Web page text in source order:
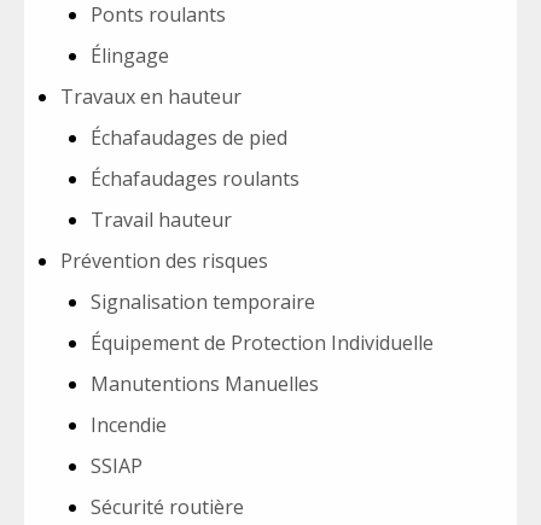
Ponts roulants
Élingage
Travaux en hauteur
Échafaudages de pied
Échafaudages roulants
Travail hauteur
Prévention des risques
Signalisation temporaire
Équipement de Protection Individuelle
Manutentions Manuelles
Incendie
SSIAP
Sécurité routière